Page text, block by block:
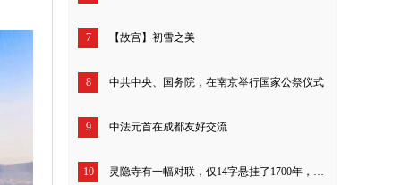
7 【故宫】初雪之美
8 中共中央、国务院，在南京举行国家公祭仪式
9 中法元首在成都友好交流
10 灵隐寺有一幅对联，仅14字悬挂了1700年，开解一切不如意！